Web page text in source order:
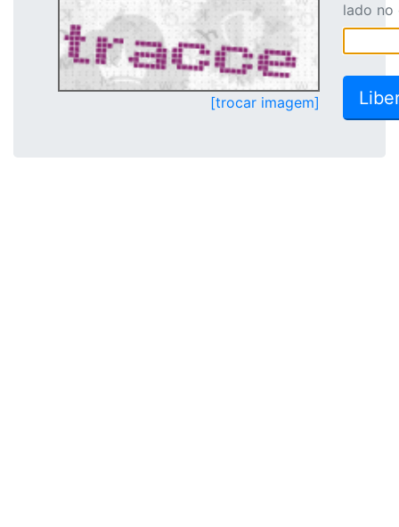
[trocar imagem]
lado no